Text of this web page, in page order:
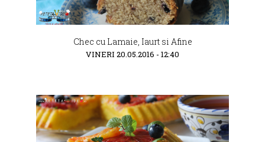
Chec cu Lamaie, Iaurt si Afine
VINERI 20.05.2016 - 12:40